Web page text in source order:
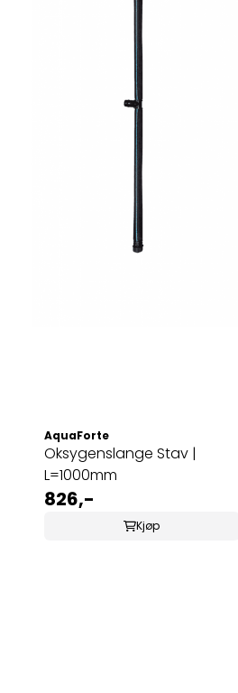
AquaForte
Oksygenslange Stav |
L=1000mm
826,-
Kjøp